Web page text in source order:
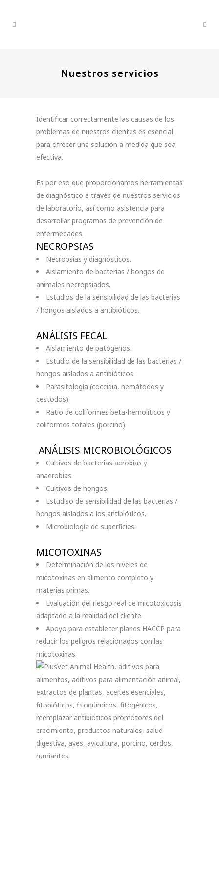
Nuestros servicios
Identificar correctamente las causas de los
problemas de nuestros clientes es esencial
para ofrecer una solución a medida que sea
efectiva.
Es por eso que proporcionamos herramientas
de diagnóstico a través de nuestros servicios
de laboratorio, así como asistencia para
desarrollar programas de prevención de
enfermedades.
NECROPSIAS
Necropsias y diagnósticos.
Aislamiento de bacterias / hongos de
animales necropsiados.
Estudios de la sensibilidad de las bacterias
/ hongos aislados a antibióticos.
ANÁLISIS FECAL
Aislamiento de patógenos.
Estudio de la sensibilidad de las bacterias /
hongos aislados a antibióticos.
Parasitología (coccidia, nemátodos y
cestodos).
Ratio de coliformes beta-hemolíticos y
coliformes totales (porcino).
ANÁLISIS MICROBIOLÓGICOS
Cultivos de bacterias aerobias y
anaerobias.
Cultivos de hongos.
Estudiso de sensibilidad de las bacterias /
hongos aislados a los antibióticos.
Microbiología de superficies.
MICOTOXINAS
Determinación de los niveles de
micotoxinas en alimento completo y
materias primas.
Evaluación del riesgo real de micotoxicosis
adaptado a la realidad del cliente.
Apoyo para establecer planes HACCP para
reducir los peligros relacionados con las
micotoxinas.